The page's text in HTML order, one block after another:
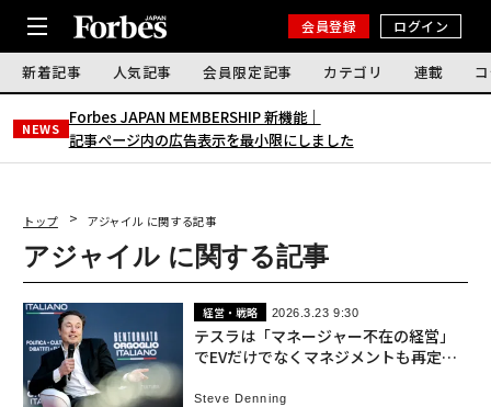
会員登録 ログイン
新着記事 人気記事 会員限定記事 カテゴリ 連載
NEWS
Forbes JAPAN MEMBERSHIP 新機能｜
記事ページ内の広告表示を最小限にしました
トップ アジャイル に関する記事
アジャイル に関する記事
経営・戦略 2026.3.23 9:30
テスラは「マネージャー不在の経営」
でEVだけでなくマネジメントも再定義
Steve Denning